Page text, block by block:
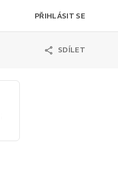
PŘIHLÁSIT SE
SDÍLET